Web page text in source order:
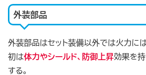
外装部品
外装部品はセット装備以外では火力に
初は体力やシールド、防御上昇効果を
する。